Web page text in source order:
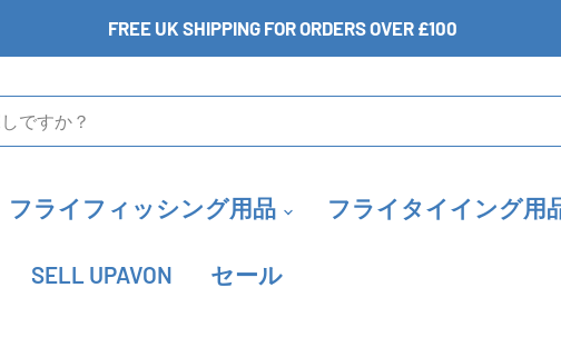
FREE UK SHIPPING FOR ORDERS OVER £100
フライフィッシング用品 フライタイイング用
SELL UPAVON セール